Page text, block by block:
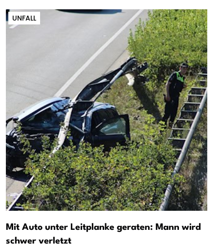
UNFALL
Mit Auto unter Leitplanke geraten: Mann wird
schwer verletzt